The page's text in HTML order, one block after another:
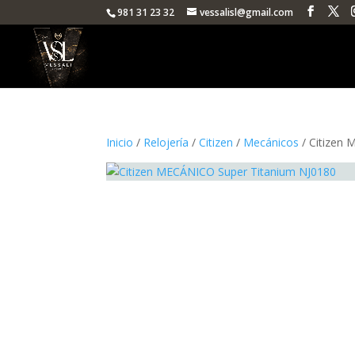
981 31 23 32 vessalisl@gmail.com
Inicio / Relojería /Citizen / Mecánicos / Citizen